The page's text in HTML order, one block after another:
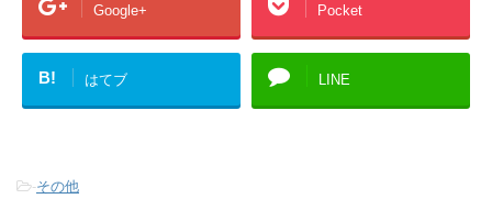
Google+ Pocket
B! はてブ LINE
-その他